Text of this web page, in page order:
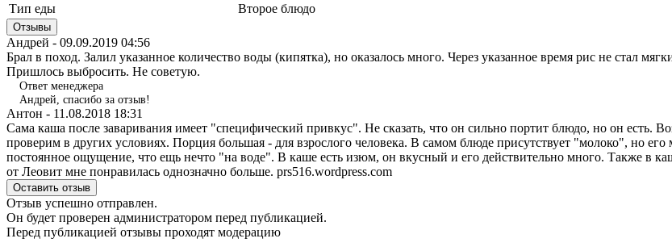
Тип еды
Второе блюдо
Отзывы
Андрей - 09.09.2019 04:56
Брал в поход. Залил указанное количество воды (кипятка), но оказалось много. Через указанное время рис не стал
Пришлось выбросить. Не советую.
Ответ менеджера
Андрей, спасибо за отзыв!
Антон - 11.08.2018 18:31
Сама каша после заваривания имеет "специфический привкус". Не сказать, что он сильно портит блюдо, но он есть.
проверим в других условиях. Порция большая - для взрослого человека. В самом блюде присутствует "молоко", но
постоянное ощущение, что ещь нечто "на воде". В каше есть изюм, он вкусный и его действительно много. Также в
от Леовит мне понравилась однозначно больше. prs516.wordpress.com
Оставить отзыв
Отзыв успешно отправлен.
Он будет проверен администратором перед публикацией.
Перед публикацией отзывы проходят модерацию